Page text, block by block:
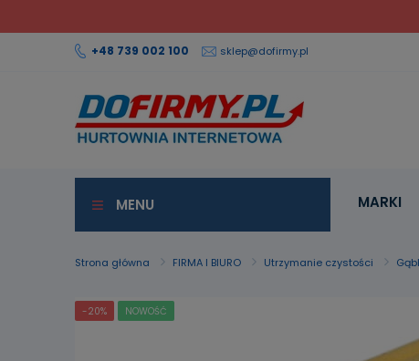
+48 739 002 100 sklep@dofirmy.pl
MENU MARKI
Strona główna FIRMA I BIURO Utrzymanie czystości
-20% NOWOŚĆ